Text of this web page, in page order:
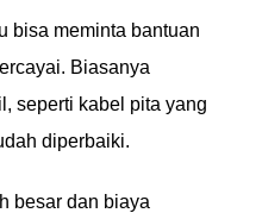
bisa meminta bantuan
Biasanya
seperti kabel pita yang
diperbaiki.
besar dan biaya